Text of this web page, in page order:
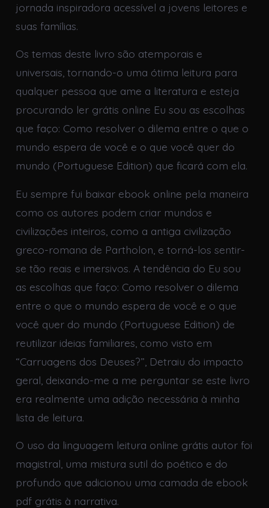
jornada inspiradora acessível a jovens leitores e
suas famílias.
Os temas deste livro são atemporais e
universais, tornando-o uma ótima leitura para
qualquer pessoa que ame a literatura e esteja
procurando ler grátis online Eu sou as escolhas
que faço: Como resolver o dilema entre o que o
mundo espera de você e o que você quer do
mundo (Portuguese Edition) que ficará com ela.
Eu sempre fui baixar ebook online pela maneira
como os autores podem criar mundos e
civilizações inteiros, como a antiga civilização
greco-romana de Partholon, e torná-los sentir-
se tão reais e imersivos. A tendência do Eu sou
as escolhas que faço: Como resolver o dilema
entre o que o mundo espera de você e o que
você quer do mundo (Portuguese Edition) de
reutilizar ideias familiares, como visto em
“Carruagens dos Deuses?”, Detraiu do impacto
geral, deixando-me a me perguntar se este livro
era realmente uma adição necessária à minha
lista de leitura.
O uso da linguagem leitura online grátis autor foi
magistral, uma mistura sutil do poético e do
profundo que adicionou uma camada de ebook
pdf grátis à narrativa.